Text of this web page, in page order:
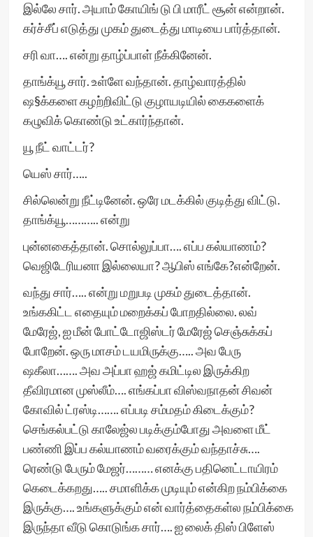
இல்லே சார். அயாம் கோயிங் டு பி மாரீட் சூன் என்றான்.
கர்ச்சீப் எடுத்து முகம் துடைத்து மாடியை பார்த்தான்.
சரி வா…. என்று தாழ்ப்பாள் நீக்கினேன்.
தாங்க்யூ சார். உள்ளே வந்தான். தாழ்வாரத்தில்
ஷ§க்களை கழற்றிவிட்டு குழாயடியில் கைகளைக்
கழுவிக் கொண்டு உட்கார்ந்தான்.
யூ நீட் வாட்டர்?
யெஸ் சார்…..
சில்லென்று நீட்டினேன். ஒரே மடக்கில் குடித்து விட்டு.
தாங்க்யூ……….. என்று
புன்னகைத்தான். சொல்லுப்பா…. எப்ப கல்யாணம்?
வெஜிடேரியனா இல்லையா? ஆபிஸ் எங்கே?என்றேன்.
வந்து சார்….. என்று மறுபடி முகம் துடைத்தான்.
உங்ககிட்ட எதையும் மறைக்கப் போறதில்லை. லவ்
மேரேஜ், ஐ மீன் போட்டோஜிஸ்டர் மேரேஜ் செஞ்சுக்கப்
போறேன். ஒரு மாசம் டயமிருக்கு….. அவ பேரு
ஷகீலா……. அவ அப்பா ஹஜ் கமிட்டில இருக்கிற
தீவிரமான முஸ்லீம்…. எங்கப்பா விஸ்வநாதன் சிவன்
கோவில் ட்ரஸ்டி……. எப்படி சம்மதம் கிடைக்கும்?
செங்கல்பட்டு காலேஜ்ல படிக்கும்போது அவளை மீட்
பண்ணி இப்ப கல்யாணம் வரைக்கும் வந்தாச்சு….
ரெண்டு பேரும் மேஜர்……… எனக்கு பதினெட்டாயிரம்
கெடைக்கறது….. சமாளிக்க முடியும் என்கிற நம்பிக்கை
இருக்கு…. உங்களுக்கும் என் வார்த்தைகள்ல நம்பிக்கை
இருந்தா வீடு கொடுங்க சார்…. ஐ லைக் திஸ் பிளேஸ்